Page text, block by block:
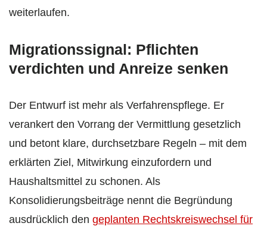
weiterlaufen.
Migrationssignal: Pflichten
verdichten und Anreize senken
Der Entwurf ist mehr als Verfahrenspflege. Er
verankert den Vorrang der Vermittlung gesetzlich
und betont klare, durchsetzbare Regeln – mit dem
erklärten Ziel, Mitwirkung einzufordern und
Haushaltsmittel zu schonen. Als
Konsolidierungsbeiträge nennt die Begründung
ausdrücklich den geplanten Rechtskreiswechsel für